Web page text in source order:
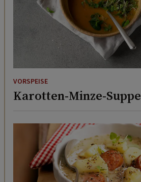
VORSPEISE
Karotten-Minze-Suppe